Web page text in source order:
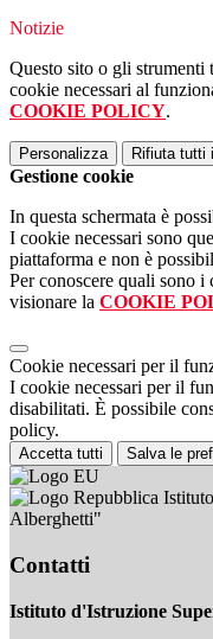
Notizie
Questo sito o gli strumenti
cookie necessari al
COOKIE POLICY.
Personalizza Rifiuta tutti
Gestione cookie
In questa schermata è
I cookie necessari sono
piattaforma e non è
Per conoscere quali sono i
visionare la COOKIE
Cookie necessari per il
I cookie necessari per il
disabilitati. È possibile
policy.
Accetta tutti Salva le
Alberghetti"
Contatti
Istituto d'Istruzione